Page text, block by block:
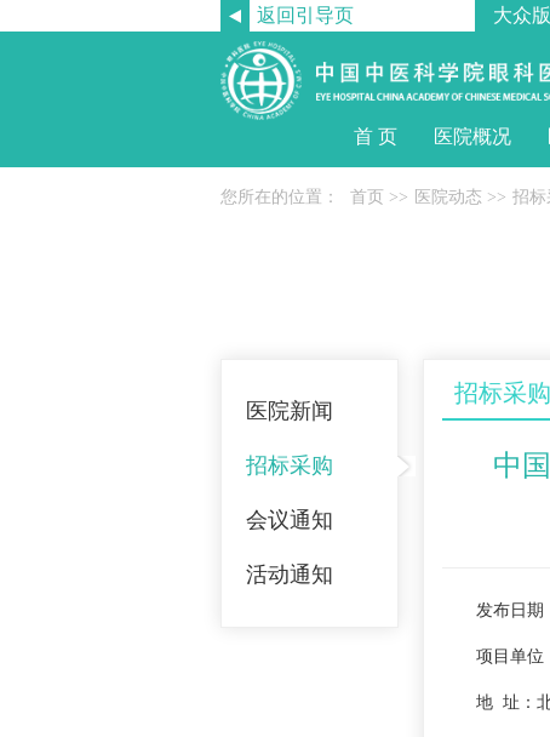
返回引导页 大众版
首 页 医院概况
您所在的位置： 首页 >> 医院动态 >> 招标
医院新闻
招标采购
会议通知
活动通知
招标采购
中
发布日期
项目单位
地 址：